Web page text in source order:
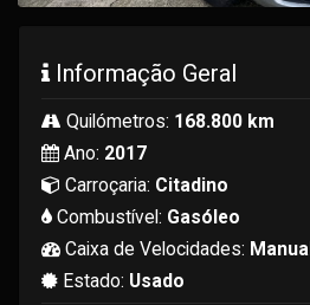
Informação Geral
Quilómetros: 168.800 km
Ano: 2017
Carroçaria: Citadino
Combustível: Gasóleo
Caixa de Velocidades: Manual
Estado: Usado